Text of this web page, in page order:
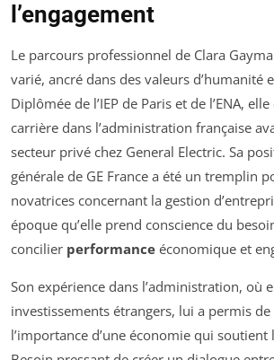
l’engagement
Le parcours professionnel de Clara
varié, ancré dans des valeurs d’humanité
Diplômée de l’IEP de Paris et de l’ENA,
carrière dans l’administration française
secteur privé chez General Electric. Sa
générale de GE France a été un tremplin
novatrices concernant la gestion
époque qu’elle prend conscience du
concilier performance économique et
Son expérience dans l’administration, où
investissements étrangers, lui a permis
l’importance d’une économie qui soutient